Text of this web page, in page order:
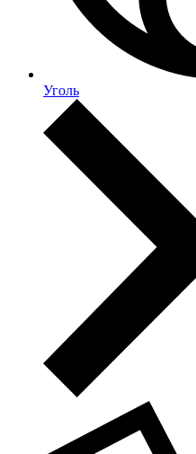
Уголь